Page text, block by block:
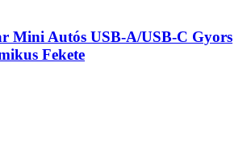
Mini Autós USB-A/USB-C Gyors
Fekete